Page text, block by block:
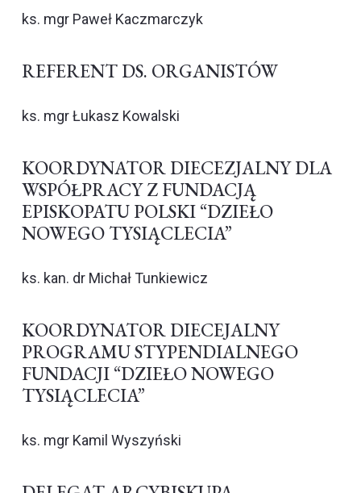
ks. mgr Paweł Kaczmarczyk
REFERENT DS. ORGANISTÓW
ks. mgr Łukasz Kowalski
KOORDYNATOR DIECEZJALNY DLA
WSPÓŁPRACY Z FUNDACJĄ
EPISKOPATU POLSKI “DZIEŁO
NOWEGO TYSIĄCLECIA”
ks. kan. dr Michał Tunkiewicz
KOORDYNATOR DIECEJALNY
PROGRAMU STYPENDIALNEGO
FUNDACJI “DZIEŁO NOWEGO
TYSIĄCLECIA”
ks. mgr Kamil Wyszyński